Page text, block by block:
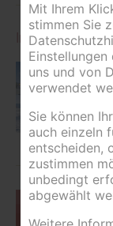
Impressionen
Mit Ihrem
stimmen Sie
uns und von
verwendet
Sie können
auch einzeln
entscheiden,
zustimmen
unbedingt
abgewählt